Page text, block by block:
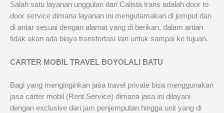
Salah satu layanan unggulan dari Calista trans adalah door to
door service dimana layanan ini mengutamakan di jemput dan
di antar sesuai dengan alamat yang di berikan, dalam artian
tidak akan ada biaya transfortasi lain untuk sampai ke tujuan.
CARTER MOBIL TRAVEL BOYOLALI BATU
Bagi yang menginginkan jasa travel private bisa menggunakan
jasa carter mobil (Rent Service) dimana jasa ini dilayani
dengan exclusive dari jam penjemputan hingga unit yang di